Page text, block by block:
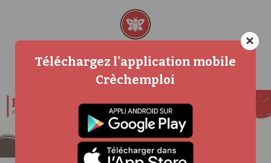
×
Téléchargez l'application mobile
Crèchemploi